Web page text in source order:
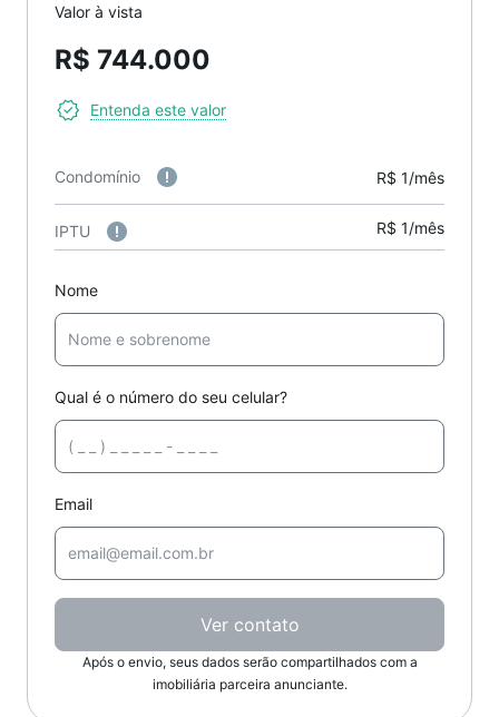
Valor à vista
R$ 744.000
Entenda este valor
Condomínio R$ 1/mês
IPTU R$ 1/mês
Nome
Qual é o número do seu celular?
Email
Ver contato
Após o envio, seus dados serão compartilhados com a
imobiliária parceira anunciante.